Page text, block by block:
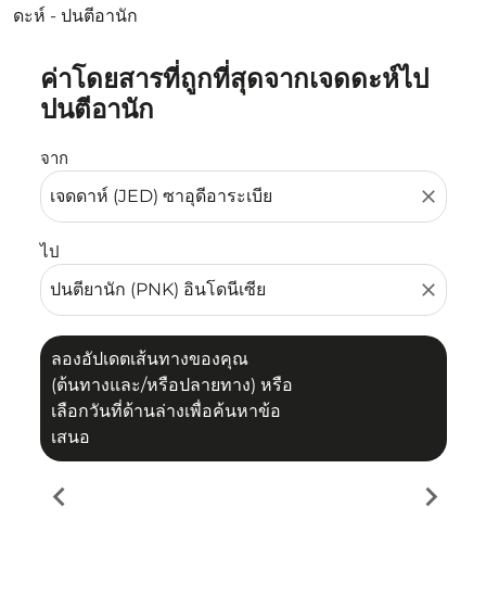
ดะห์ - ปนตีอานัก
ค่าโดยสารที่ถูกที่สุดจากเจดดะห์ไป
ปนตีอานัก
จาก
close
ไป
close
ลองอัปเดตเส้นทางของคุณ
(ต้นทางและ/หรือปลายทาง) หรือ
เลือกวันที่ด้านล่างเพื่อค้นหาข้อ
เสนอ
ลองอัปเดตเส้นทางของคุณ (ต้นทางและ/หรือปลายทาง) หรื
chevron_left chevron_right